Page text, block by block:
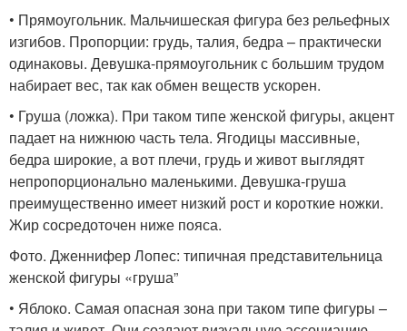
• Прямоугольник. Мальчишеская фигура без рельефных
изгибов. Пропорции: гpyдь, талия, бедра – практически
одинаковы. Девушка-прямоугольник с большим трудом
набирает вес, так как обмен веществ ускорен.
• Груша (ложка). При таком типе женской фигуры, акцент
падает на нижнюю часть тела. Ягодицы массивные,
бедра широкие, а вот плечи, гpyдь и живот выглядят
непропорционально маленькими. Девушка-груша
преимущественно имеет низкий рост и короткие ножки.
Жир сосредоточен ниже пояса.
Фото. Дженнифер Лопес: типичная представительница
женской фигуры «груша”
• Яблоко. Самая опасная зона при таком типе фигуры –